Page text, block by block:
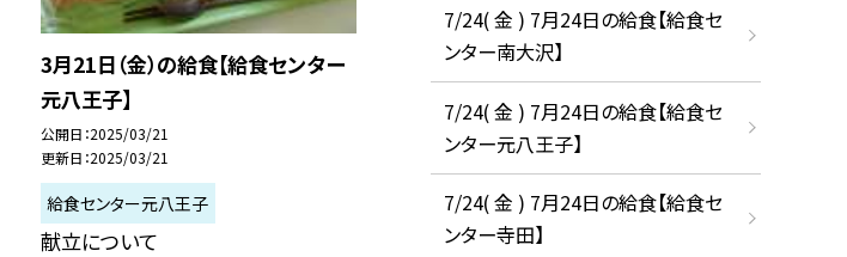
3月21日（金）の給食【給食センター
元八王子】
公開日 2025/03/21
更新日 2025/03/21
給食センター元八王子
献立について
7/24( 金 ) 7月24日の給食【給食セ
ンター南大沢】
7/24( 金 ) 7月24日の給食【給食セ
ンター元八王子】
7/24( 金 ) 7月24日の給食【給食セ
ンター寺田】